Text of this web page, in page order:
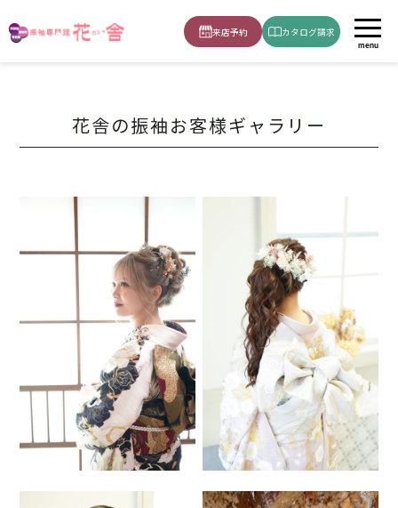
来店予約 カタログ請求
menu
花舎の振袖お客様ギャラリー